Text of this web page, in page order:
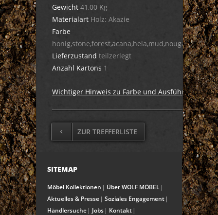
Gewicht 41,00 Kg
Materialart Holz: Akazie
Farbe
honig,stone,forest,acana,hela,mud,nougat,dula,ciga
Lieferzustand teilzerlegt
Anzahl Kartons 1
Wichtiger Hinweis zu Farbe und Ausführung
ZUR TREFFERLISTE
SITEMAP
Möbel Kollektionen
Über WOLF MÖBEL
Aktuelles & Presse
Soziales Engagement
Händlersuche
Jobs
Kontakt